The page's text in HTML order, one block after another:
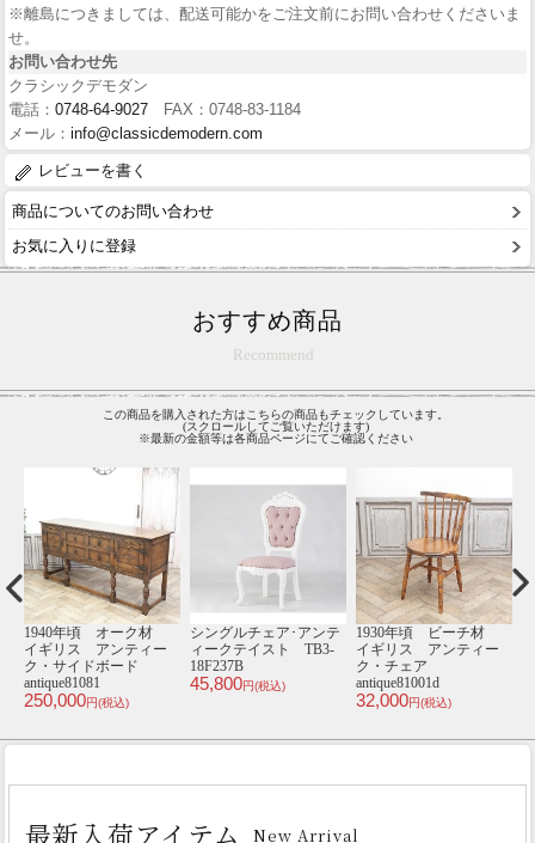
※離島につきましては、配送可能かをご注文前にお問い合わせくださいま
せ。
お問い合わせ先
クラシックデモダン
電話： 0748-64-9027 FAX：0748-83-1184
メール： info@classicdemodern.com
レビューを書く
商品についてのお問い合わせ
お気に入りに登録
おすすめ商品
Recommend
この商品を購入された方はこちらの商品もチェックしています。
(スクロールしてご覧いただけます)
※最新の金額等は各商品ページにてご確認ください
頃 ビーチ材
アンティー
ェア
円(税込)
1900年頃 マホガニー
材 イギリス アンテ
ィーク・チェア
antique81079
95,000
1920年頃 マホガニー
材 イギリス アンテ
ィーク・チェア
antique81036a
円(税込)
1940年頃
ダ アンテ